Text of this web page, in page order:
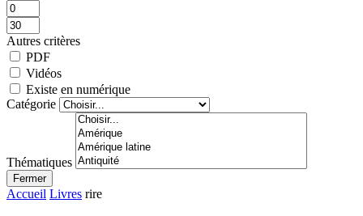
Autres critères
PDF
Vidéos
Existe en numérique
Catégorie
Thématiques
Fermer
Accueil Livres rire